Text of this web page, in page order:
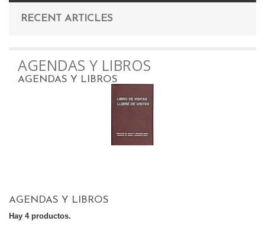
RECENT ARTICLES
AGENDAS Y LIBROS
AGENDAS Y LIBROS
AGENDAS Y LIBROS
Hay 4 productos.